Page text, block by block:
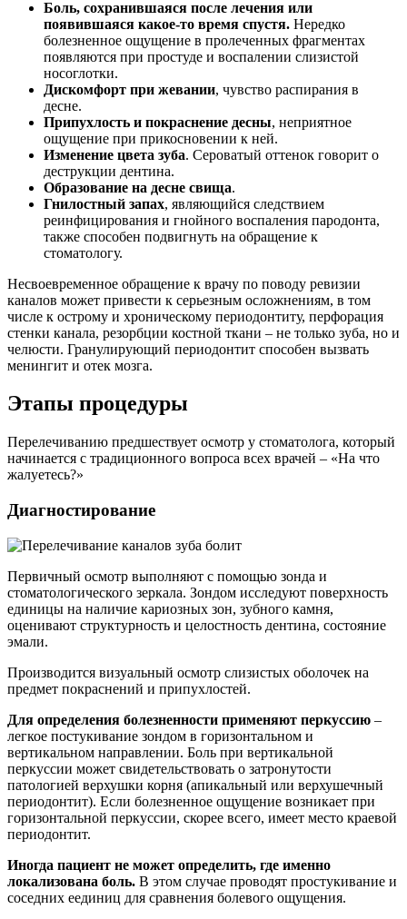
Боль, сохранившаяся после лечения или
появившаяся какое-то время спустя. Нередко
болезненное ощущение в пролеченных фрагментах
появляются при простуде и воспалении слизистой
носоглотки.
Дискомфорт при жевании, чувство распирания в
десне.
Припухлость и покраснение десны, неприятное
ощущение при прикосновении к ней.
Изменение цвета зуба. Сероватый оттенок говорит о
деструкции дентина.
Образование на десне свища.
Гнилостный запах, являющийся следствием
реинфицирования и гнойного воспаления пародонта,
также способен подвигнуть на обращение к
стоматологу.
Несвоевременное обращение к врачу по поводу ревизии
каналов может привести к серьезным осложнениям, в том
числе к острому и хроническому периодонтиту, перфорация
стенки канала, резорбции костной ткани – не только зуба, но и
челюсти. Гранулирующий периодонтит способен вызвать
менингит и отек мозга.
Этапы процедуры
Перелечиванию предшествует осмотр у стоматолога, который
начинается с традиционного вопроса всех врачей – «На что
жалуетесь?»
Диагностирование
Первичный осмотр выполняют с помощью зонда и
стоматологического зеркала. Зондом исследуют поверхность
единицы на наличие кариозных зон, зубного камня,
оценивают структурность и целостность дентина, состояние
эмали.
Производится визуальный осмотр слизистых оболочек на
предмет покраснений и припухлостей.
Для определения болезненности применяют перкуссию –
легкое постукивание зондом в горизонтальном и
вертикальном направлении. Боль при вертикальной
перкуссии может свидетельствовать о затронутости
патологией верхушки корня (апикальный или верхушечный
периодонтит). Если болезненное ощущение возникает при
горизонтальной перкуссии, скорее всего, имеет место краевой
периодонтит.
Иногда пациент не может определить, где именно
локализована боль. В этом случае проводят простукивание и
соседних еединиц для сравнения болевого ощущения.